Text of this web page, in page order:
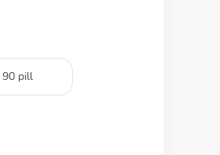
90 pill